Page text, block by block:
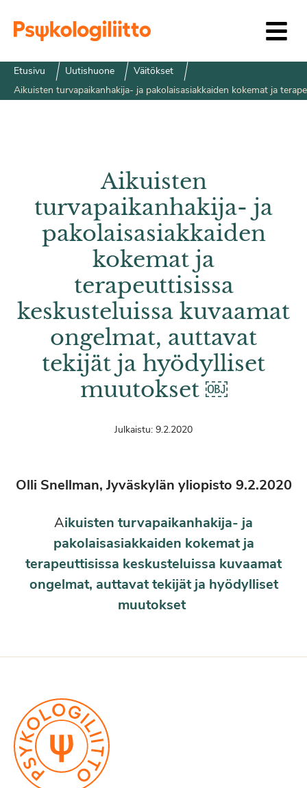
Etusivu Uutishuone
Väitökset
Aikuisten turvapaikanhakija- ja pakolaisasiakkaiden kokemat ja
Aikuisten
turvapaikanhakija- ja
pakolaisasiakkaiden
kokemat ja
terapeuttisissa
keskusteluissa kuvaamat
ongelmat, auttavat
tekijät ja hyödylliset
muutokset ￼
Julkaistu: 9.2.2020
Olli Snellman, Jyväskylän yliopisto 9.2.2020
Aikuisten turvapaikanhakija- ja
pakolaisasiakkaiden kokemat ja
terapeuttisissa keskusteluissa kuvaamat
ongelmat, auttavat tekijät ja hyödylliset
muutokset